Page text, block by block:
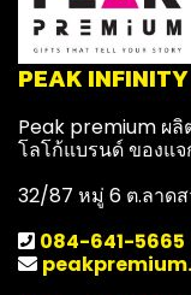
PEAK
Peak premium ผ
โลโก้แบรนด์ ของแ
32/87 หมู่ 6 ต.ลาดส
084-641-5665